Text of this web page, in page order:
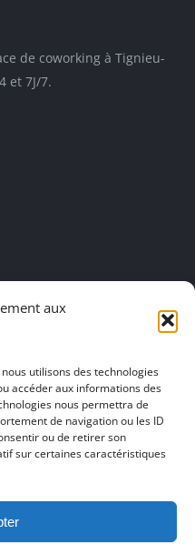
aux
utilisons des technologies
accéder aux informations des
nous permettra de
de navigation ou les ID
ou de retirer son
sur certaines caractéristiques
de coworking à Tignieu-
et 7J/7.
FranceetAgence de